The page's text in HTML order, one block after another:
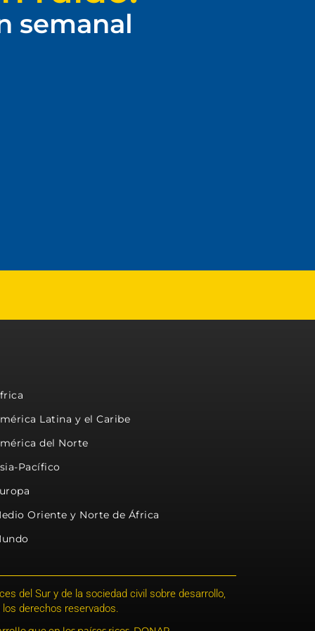
semanal
Latina y el Caribe
del Norte
Pacífico
Oriente y Norte de África
del Sur y de la sociedad civil sobre desarrollo,
derechos reservados.